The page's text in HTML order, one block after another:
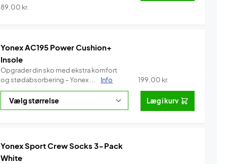
89,00 kr.
Yonex AC195 Power Cushion+
Insole
Opgrader din sko med ekstra komfort
og stødabsorbering – Yonex ...
Info 199,00 kr.
Læg i kurv
Yonex Sport Crew Socks 3-Pack
White